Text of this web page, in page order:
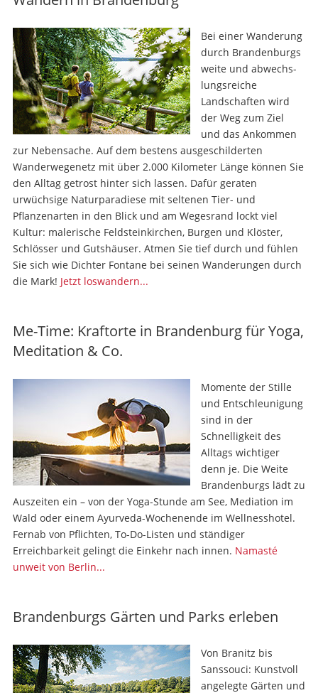
Bei einer Wanderung
durch Brandenburgs
weite und ab­wechs­
lungs­reiche
Landschaften wird
der Weg zum Ziel
und das Ankommen
zur Nebensache. Auf dem bestens ausgeschilderten
Wander­wege­netz mit über 2.000 Kilometer Länge können Sie
den Alltag getrost hinter sich lassen. Dafür geraten
urwüchsige Natur­paradiese mit seltenen Tier- und
Pflanzenarten in den Blick und am Wegesrand lockt viel
Kultur: malerische Feldsteinkirchen, Burgen und Klöster,
Schlösser und Gutshäuser. Atmen Sie tief durch und fühlen
Sie sich wie Dichter Fontane bei seinen Wanderungen durch
die Mark! Jetzt loswandern...
Me-Time: Kraftorte in Brandenburg für Yoga,
Meditation & Co.
Momente der Stille
und Entschleunigung
sind in der
Schnelligkeit des
Alltags wichtiger
denn je. Die Weite
Brandenburgs lädt zu
Auszeiten ein – von der Yoga-Stunde am See, Mediation im
Wald oder einem Ayurveda-Wochenende im Wellnesshotel.
Fernab von Pflichten, To-Do-Listen und ständiger
Erreichbarkeit gelingt die Einkehr nach innen. Namasté
unweit von Berlin...
Brandenburgs Gärten und Parks erleben
Von Branitz bis
Sanssouci: Kunstvoll
angelegte Gärten und